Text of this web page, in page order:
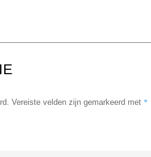
Vereiste velden zijn gemarkeerd met *